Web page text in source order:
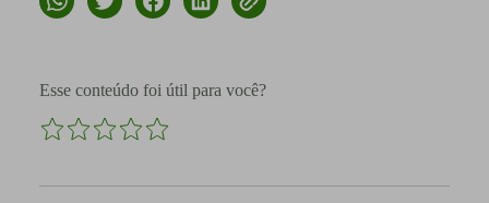
Esse conteúdo foi útil para você?